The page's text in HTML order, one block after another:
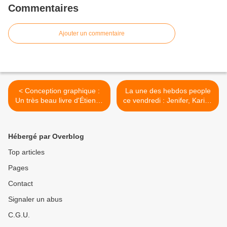
Commentaires
Ajouter un commentaire
< Conception graphique :
Un très beau livre d'Étienne
Robial en vente dès ce 8
La une des hebdos people
ce vendredi : Jenifer, Karine
Ferri, Audrey Lamy. >
Hébergé par Overblog
Top articles
Pages
Contact
Signaler un abus
C.G.U.